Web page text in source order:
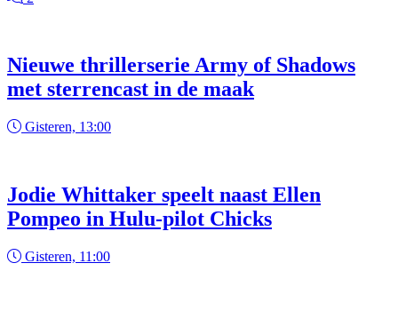
Nieuwe thrillerserie Army of Shadows
met sterrencast in de maak
Gisteren, 13:00
Jodie Whittaker speelt naast Ellen
Pompeo in Hulu-pilot Chicks
Gisteren, 11:00